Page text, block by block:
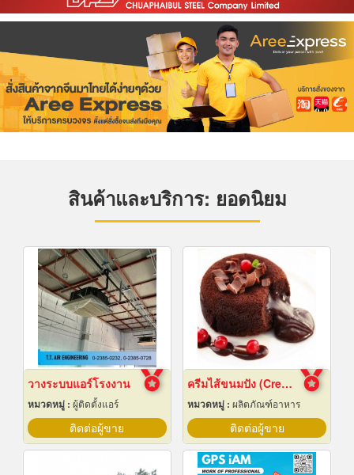
สินค้าและบริการ: ยอดนิยม
วางระบบแอร์โรงงาน
หมวดหมู่ : ผู้ติดตั้งแอร์
ติดต่อผู้ขาย
ครีมไส้ขนมปัง (Cream fillings for bread)
หมวดหมู่ : ผลิตภัณฑ์อาหาร
ติดต่อผู้ขาย